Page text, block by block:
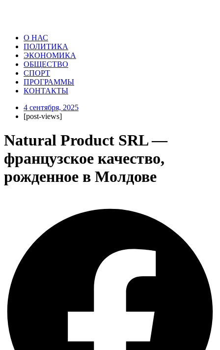
О НАС
ПОЛИТИКА
ЭКОНОМИКА
ОБЩЕСТВО
СПОРТ
ПРОГРАММЫ
КОНТАКТЫ
4 сентября, 2025
[post-views]
Natural Product SRL —
французское качество,
рожденное в Молдове